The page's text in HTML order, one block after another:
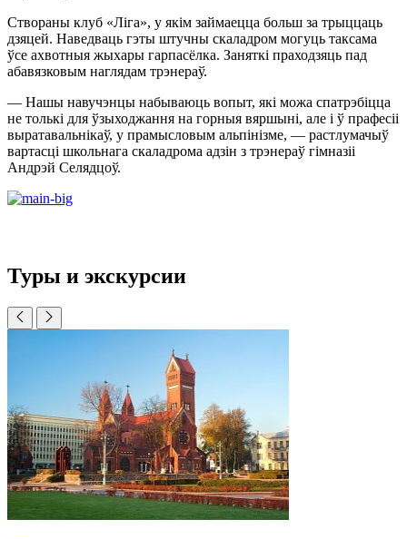
Створаны клуб «Ліга», у якім займаецца больш за трыццаць
дзяцей. Наведваць гэты штучны скаладром могуць таксама
ўсе ахвотныя жыхары гарпасёлка. Заняткі праходзяць пад
абавязковым наглядам трэнераў.
— Нашы навучэнцы набываюць вопыт, які можа спатрэбіцца
не толькі для ўзыходжання на горныя вяршыні, але і ў прафесіі
выратавальнікаў, у прамысловым альпінізме, — растлумачыў
вартасці школьнага скаладрома адзін з трэнераў гімназіі
Андрэй Селядцоў.
Туры и экскурсии